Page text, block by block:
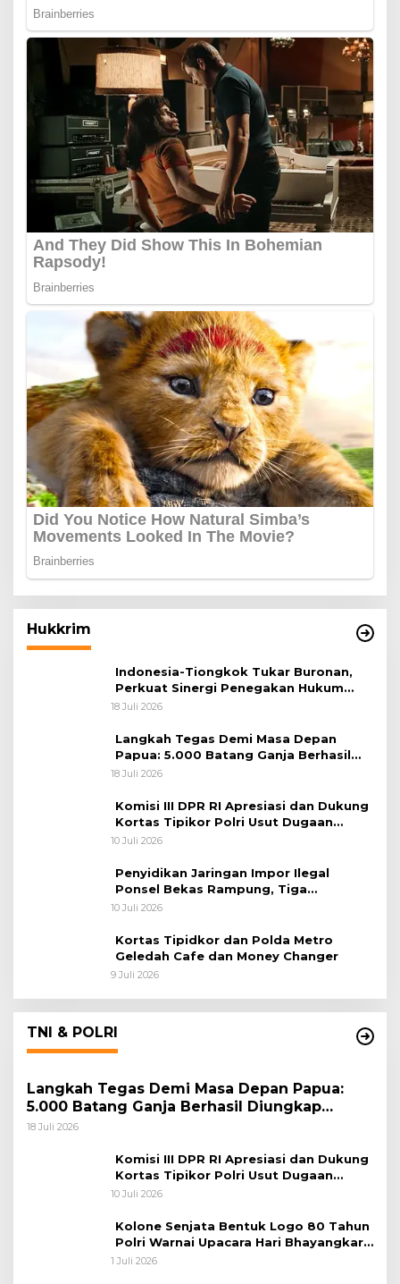
Hukkrim
Indonesia-Tiongkok Tukar Buronan,
Perkuat Sinergi Penegakan Hukum
Lintas Negara
18 Juli 2026
Langkah Tegas Demi Masa Depan
Papua: 5.000 Batang Ganja Berhasil
Diungkap Koops TNI Habema
18 Juli 2026
Komisi III DPR RI Apresiasi dan Dukung
Kortas Tipikor Polri Usut Dugaan
Korupsi Batu Bara
10 Juli 2026
Penyidikan Jaringan Impor Ilegal
Ponsel Bekas Rampung, Tiga
Tersangka Sudah P-21 dan Satu Buron
10 Juli 2026
Kortas Tipidkor dan Polda Metro
Geledah Cafe dan Money Changer
9 Juli 2026
TNI & POLRI
Langkah Tegas Demi Masa Depan Papua:
5.000 Batang Ganja Berhasil Diungkap
Koops TNI Habema
18 Juli 2026
Komisi III DPR RI Apresiasi dan Dukung
Kortas Tipikor Polri Usut Dugaan
Korupsi Batu Bara
10 Juli 2026
Kolone Senjata Bentuk Logo 80 Tahun
Polri Warnai Upacara Hari Bhayangkara
ke-80
1 Juli 2026